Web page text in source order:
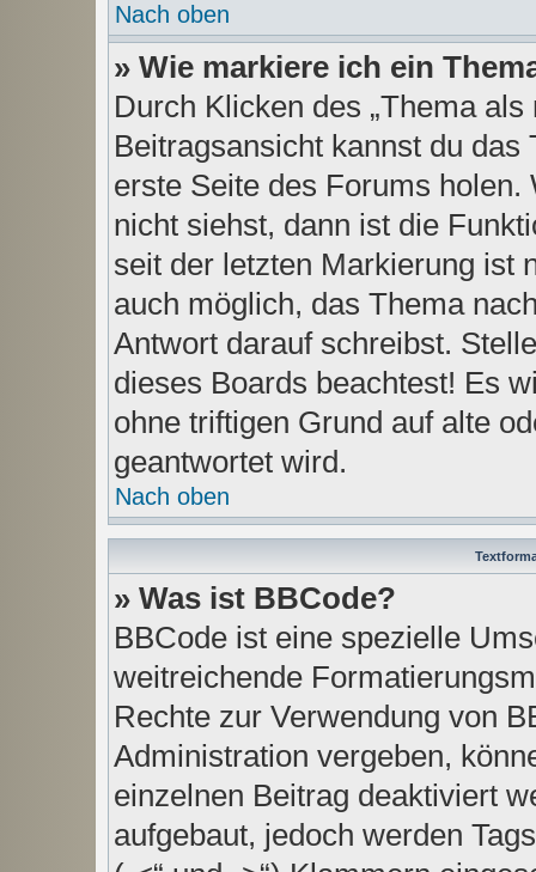
Nach oben
» Wie markiere ich ein
Durch Klicken des „Thema
Beitragsansicht kannst du
erste Seite des Forums
nicht siehst, dann ist die
seit der letzten Markierung ist
auch möglich, das Thema
Antwort darauf schreibst.
dieses Boards beachtest! Es
ohne triftigen Grund auf alte
geantwortet wird.
Nach oben
» Was ist BBCode?
BBCode ist eine spezielle
weitreichende
Rechte zur Verwendung von
Administration vergeben,
einzelnen Beitrag deaktiviert
aufgebaut, jedoch werden